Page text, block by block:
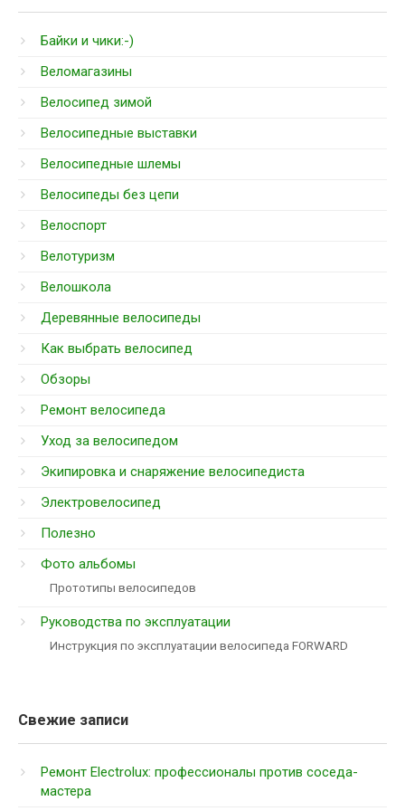
Байки и чики:-)
Веломагазины
Велосипед зимой
Велосипедные выставки
Велосипедные шлемы
Велосипеды без цепи
Велоспорт
Велотуризм
Велошкола
Деревянные велосипеды
Как выбрать велосипед
Обзоры
Ремонт велосипеда
Уход за велосипедом
Экипировка и снаряжение велосипедиста
Электровелосипед
Полезно
Фото альбомы
Прототипы велосипедов
Руководства по эксплуатации
Инструкция по эксплуатации велосипеда FORWARD
Свежие записи
Ремонт Electrolux: профессионалы против соседа-
мастера